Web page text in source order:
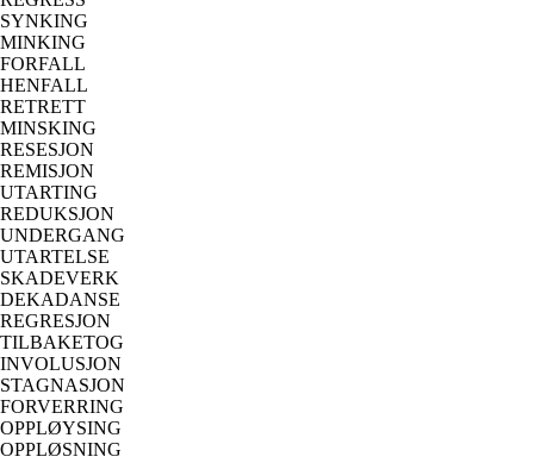
SYNKING
MINKING
FORFALL
HENFALL
RETRETT
MINSKING
RESESJON
REMISJON
UTARTING
REDUKSJON
UNDERGANG
UTARTELSE
SKADEVERK
DEKADANSE
REGRESJON
TILBAKETOG
INVOLUSJON
STAGNASJON
FORVERRING
OPPLØYSING
OPPLØSNING